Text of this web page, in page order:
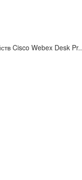
Cisco Webex Desk Pr..